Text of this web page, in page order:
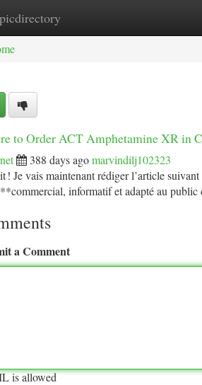
New Site Listings
to Order ACT Amphetamine XR in
388 days agomarvindilj102323
! Je vais maintenant rédiger l’article
informatif et adapté au public
a Comment
is allowed